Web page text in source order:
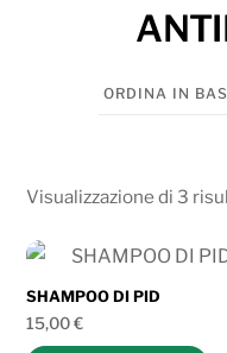
Visualizzazione di 3
SHAMPOO DI PID
15,00€